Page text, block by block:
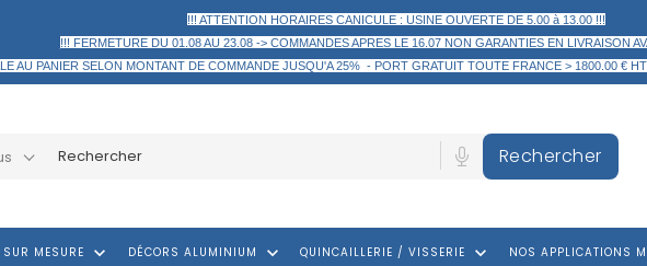
!!! ATTENTION HORAIRES CANICULE : USINE OUVERTE DE 5.00 à 13.00 !!!
!!! FERMETURE DU 01.08 AU 23.08 -> COMMANDES APRES LE 16.07 NON GARANTIES EN LIVRAISON
AU PANIER SELON MONTANT DE COMMANDE JUSQU'A 25% - PORT GRATUIT TOUTE FRANCE > 1800.00 €
Rechercher
MESURE keyboard_arrow_down DÉCORS ALUMINIUM keyboard_arrow_down QUINCAILLERIE / VISSERIE keyboard_arrow_down NOS APPLICATIONS